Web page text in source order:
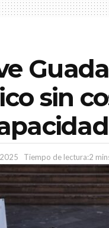
sin
Tiempo de lectura:2